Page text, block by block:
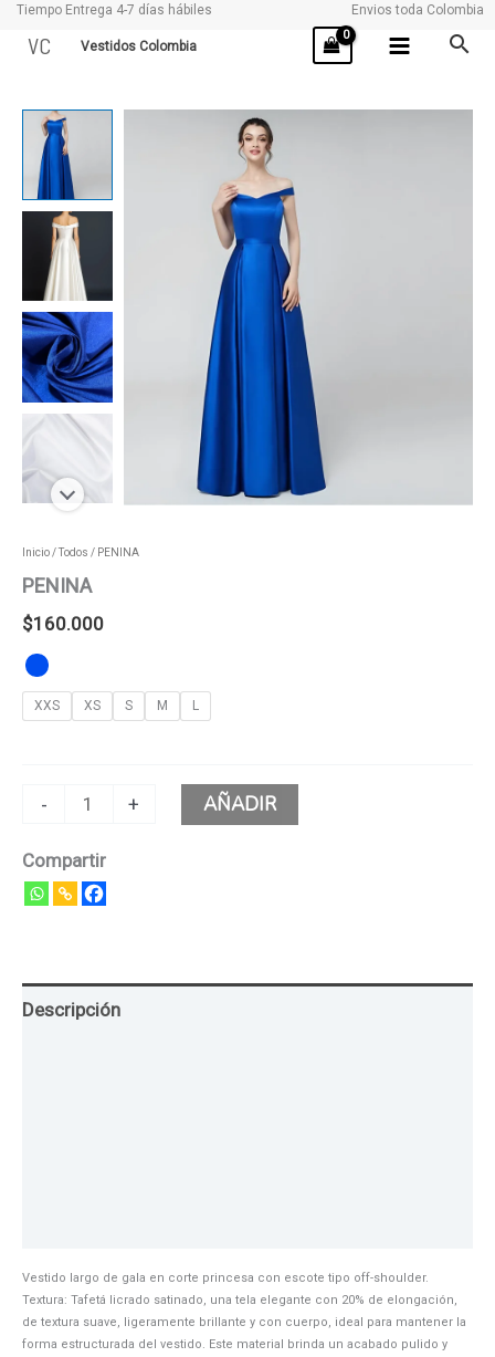
Tiempo Entrega 4-7 días hábiles Envios toda Colombia
VC Vestidos Colombia
Inicio/Todos / PENINA
PENINA
$160.000
XXS XS S M L
-
PENINA
cantidad
+ AÑADIR
Compartir
Descripción
Vestido largo de gala en corte princesa con escote tipo off-shoulder.
Textura: Tafetá licrado satinado, una tela elegante con 20% de elongación,
de textura suave, ligeramente brillante y con cuerpo, ideal para mantener la
forma estructurada del vestido. Este material brinda un acabado pulido y